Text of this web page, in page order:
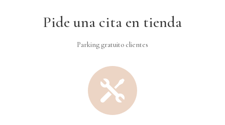
Pide una cita en tienda
Parking gratuito clientes
